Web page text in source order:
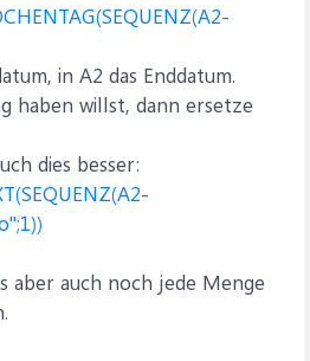
in A2 das Enddatum.
haben willst, dann ersetze
dies besser:
aber auch noch jede Menge